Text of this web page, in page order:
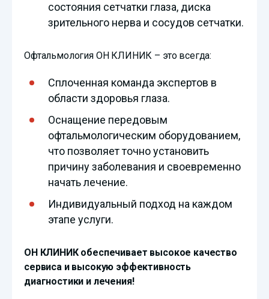
состояния сетчатки глаза, диска
зрительного нерва и сосудов сетчатки.
Офтальмология ОН КЛИНИК – это всегда:
Сплоченная команда экспертов в
области здоровья глаза.
Оснащение передовым
офтальмологическим оборудованием,
что позволяет точно установить
причину заболевания и своевременно
начать лечение.
Индивидуальный подход на каждом
этапе услуги.
ОН КЛИНИК обеспечивает высокое качество
сервиса и высокую эффективность
диагностики и лечения!